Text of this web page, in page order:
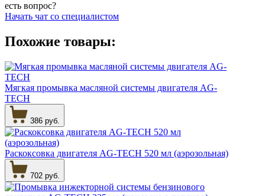
есть вопрос?
Начать чат со специалистом
Похожие товары:
Мягкая промывка масляной системы двигателя AG-
TECH
386 руб.
Раскоксовка двигателя AG-TECH 520 мл (аэрозольная)
702 руб.